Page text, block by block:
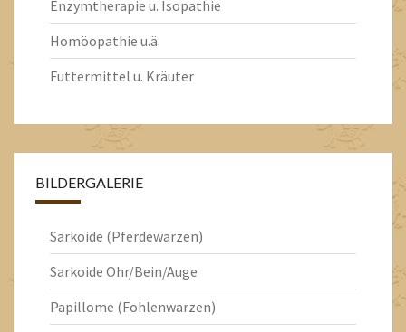
Enzymtherapie u. Isopathie
Homöopathie u.ä.
Futtermittel u. Kräuter
BILDERGALERIE
Sarkoide (Pferdewarzen)
Sarkoide Ohr/Bein/Auge
Papillome (Fohlenwarzen)